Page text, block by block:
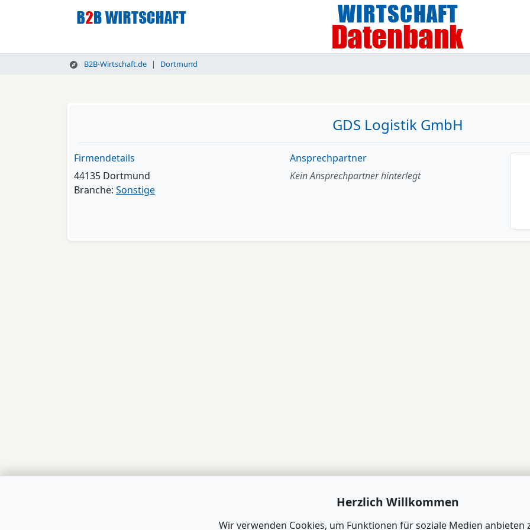
B2B-Wirtschaft.de Dortmund
GDS Logistik GmbH
Firmendetails
44135 Dortmund
Branche: Sonstige
Ansprechpartner
Kein Ansprechpartner hinterlegt
Herzlich Willkommen
Wir verwenden Cookies, um Funktionen für soziale Medien anbieten